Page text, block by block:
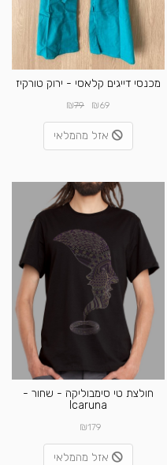
מכנסי דייגים קלאסי - ירוק טורקיז
₪69
₪79
אזל מהמלאי
חולצת טי סימבוליקה - שחור -
Icaruna
₪179
אזל מהמלאי